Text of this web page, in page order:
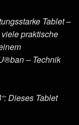
Tablet –
praktische
– Technik
Dieses Tablet